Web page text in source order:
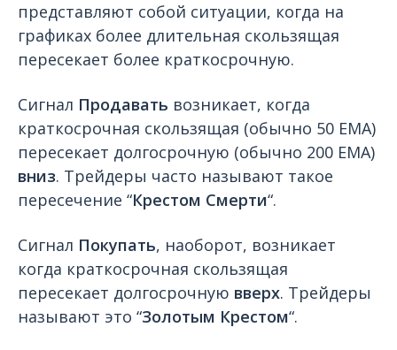
представляют собой ситуации, когда на
графиках более длительная скользящая
пересекает более краткосрочную.
Сигнал Продавать возникает, когда
краткосрочная скользящая (обычно 50 EMA)
пересекает долгосрочную (обычно 200 EMA)
вниз. Трейдеры часто называют такое
пересечение “Крестом Смерти“.
Сигнал Покупать, наоборот, возникает
когда краткосрочная скользящая
пересекает долгосрочную вверх. Трейдеры
называют это “Золотым Крестом“.